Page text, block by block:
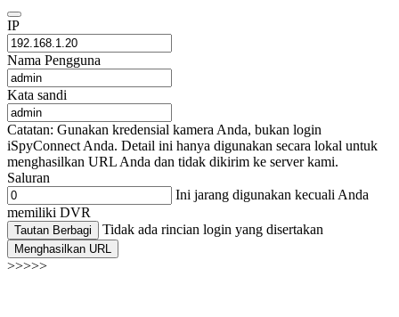
IP
Nama Pengguna
Kata sandi
Catatan: Gunakan kredensial kamera Anda, bukan login
iSpyConnect Anda. Detail ini hanya digunakan secara lokal untuk
menghasilkan URL Anda dan tidak dikirim ke server kami.
Saluran
Ini jarang digunakan kecuali Anda
memiliki DVR
Tautan Berbagi Tidak ada rincian login yang disertakan
Menghasilkan URL
>>>>>